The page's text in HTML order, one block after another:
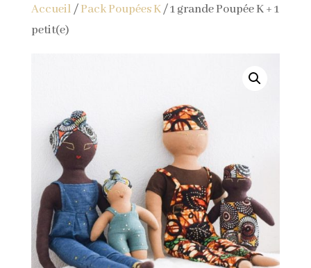
Accueil/Pack Poupées K/ 1 grande Poupée K + 1
petit(e)